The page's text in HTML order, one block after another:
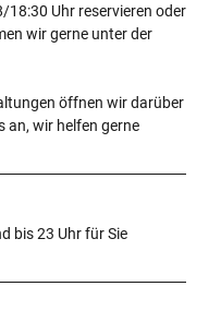
18:30 Uhr reservieren oder
wir gerne unter der
öffnen wir darüber
an, wir helfen gerne
bis 23 Uhr für Sie